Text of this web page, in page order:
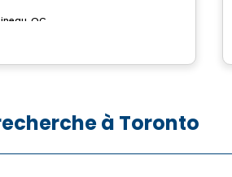
QC
à Toronto